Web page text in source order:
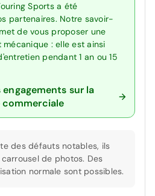
Sports a été
partenaires. Notre savoir-
de vous proposer une
: elle est ainsi
pendant 1 an ou 15
sur la
commerciale
des défauts notables, ils
de photos. Des
normale sont possibles.